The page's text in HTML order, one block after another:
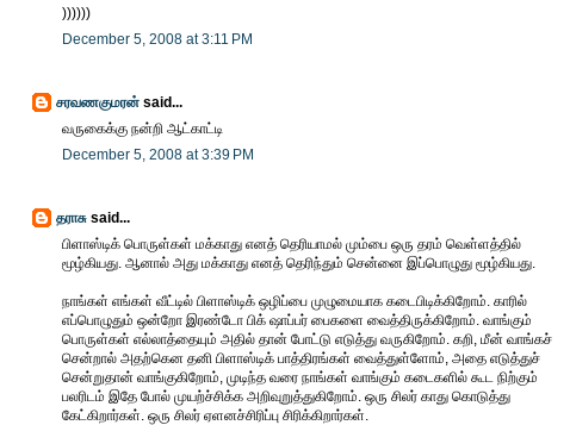
))))))
December 5, 2008 at 3:11 PM
சரவணகுமரன் said...
வருகைக்கு நன்றி ஆட்காட்டி
December 5, 2008 at 3:39 PM
தராசு said...
பிளாஸ்டிக் பொருள்கள் மக்காது எனத் தெரியாமல் மும்பை ஒரு தரம் வெள்ளத்தில்
மூழ்கியது. ஆனால் அது மக்காது எனத் தெரிந்தும் சென்னை இப்பொழுது மூழ்கியது.
நாங்கள் எங்கள் வீட்டில் பிளாஸ்டிக் ஒழிப்பை முழுமையாக கடைபிடிக்கிறோம். காரில்
எப்பொழுதும் ஒன்றோ இரண்டோ பிக் ஷாப்பர் பைகளை வைத்திருக்கிறோம். வாங்கும்
பொருள்கள் எல்லாத்தையும் அதில் தான் போட்டு எடுத்து வருகிறோம். கறி, மீன் வாங்கச்
சென்றால் அதற்கென தனி பிளாஸ்டிக் பாத்திரங்கள் வைத்துள்ளோம், அதை எடுத்துச்
சென்றுதான் வாங்குகிறோம், முடிந்த வரை நாங்கள் வாங்கும் கடைகளில் கூட நிற்கும்
பலரிடம் இதே போல் முயற்ச்சிக்க அறிவுறுத்துகிறோம். ஒரு சிலர் காது கொடுத்து
கேட்கிறார்கள். ஒரு சிலர் ஏளனச்சிரிப்பு சிரிக்கிறார்கள்.